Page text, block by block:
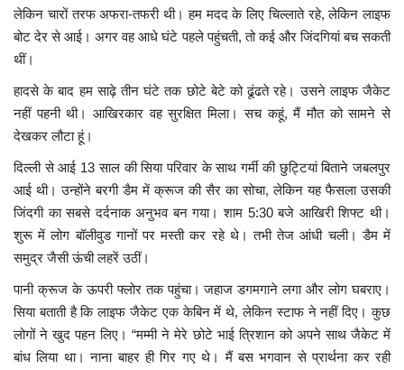
लेकिन चारों तरफ अफरा-तफरी थी। हम मदद के लिए चिल्लाते रहे, लेकिन लाइफ
बोट देर से आई। अगर वह आधे घंटे पहले पहुंचती, तो कई और जिंदगियां बच सकती
थीं।
हादसे के बाद हम साढ़े तीन घंटे तक छोटे बेटे को ढूंढते रहे। उसने लाइफ जैकेट
नहीं पहनी थी। आखिरकार वह सुरक्षित मिला। सच कहूं, मैं मौत को सामने से
देखकर लौटा हूं।
दिल्ली से आई 13 साल की सिया परिवार के साथ गर्मी की छुट्टियां बिताने जबलपुर
आई थी। उन्होंने बरगी डैम में क्रूज की सैर का सोचा, लेकिन यह फैसला उसकी
जिंदगी का सबसे दर्दनाक अनुभव बन गया। शाम 5:30 बजे आखिरी शिफ्ट थी।
शुरू में लोग बॉलीवुड गानों पर मस्ती कर रहे थे। तभी तेज आंधी चली। डैम में
समुद्र जैसी ऊंची लहरें उठीं।
पानी क्रूज के ऊपरी फ्लोर तक पहुंचा। जहाज डगमगाने लगा और लोग घबराए।
सिया बताती है कि लाइफ जैकेट एक केबिन में थे, लेकिन स्टाफ ने नहीं दिए। कुछ
लोगों ने खुद पहन लिए। “मम्मी ने मेरे छोटे भाई त्रिशान को अपने साथ जैकेट में
बांध लिया था। नाना बाहर ही गिर गए थे। मैं बस भगवान से प्रार्थना कर रही